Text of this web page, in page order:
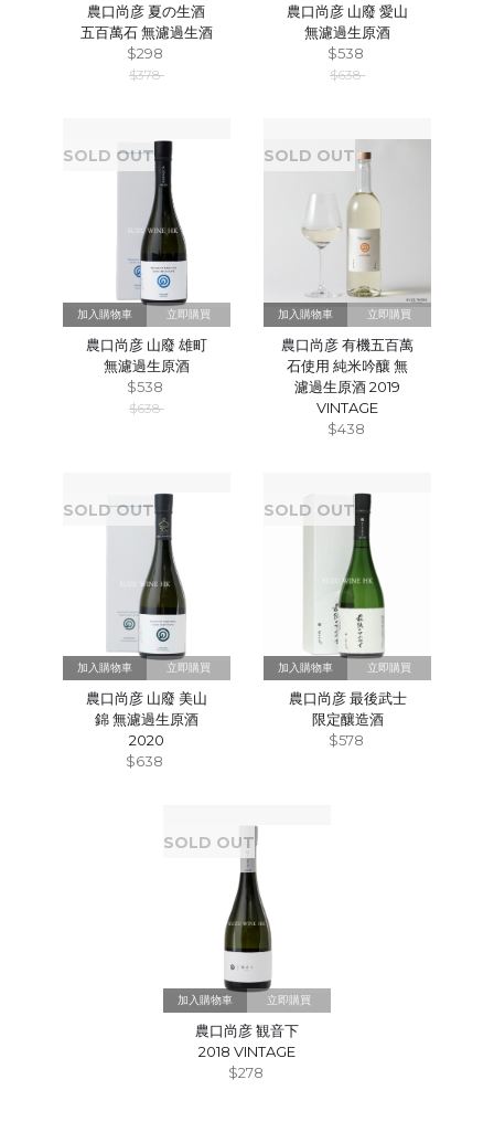
農口尚彦 夏の生酒
五百萬石 無濾過生酒
$298
$378
農口尚彦 山廢 愛山
無濾過生原酒
$538
$638
SOLD OUT
立即購買
農口尚彦 山廢 雄町
無濾過生原酒
$538
$638
SOLD OUT
立即購買
農口尚彦 有機五百萬
石使用 純米吟釀 無
濾過生原酒 2019
VINTAGE
$438
SOLD OUT
立即購買
農口尚彦 山廢 美山
錦 無濾過生原酒
2020
$638
SOLD OUT
立即購買
農口尚彦 最後武士
限定釀造酒
$578
SOLD OUT
立即購買
農口尚彦 観音下
2018 VINTAGE
$278